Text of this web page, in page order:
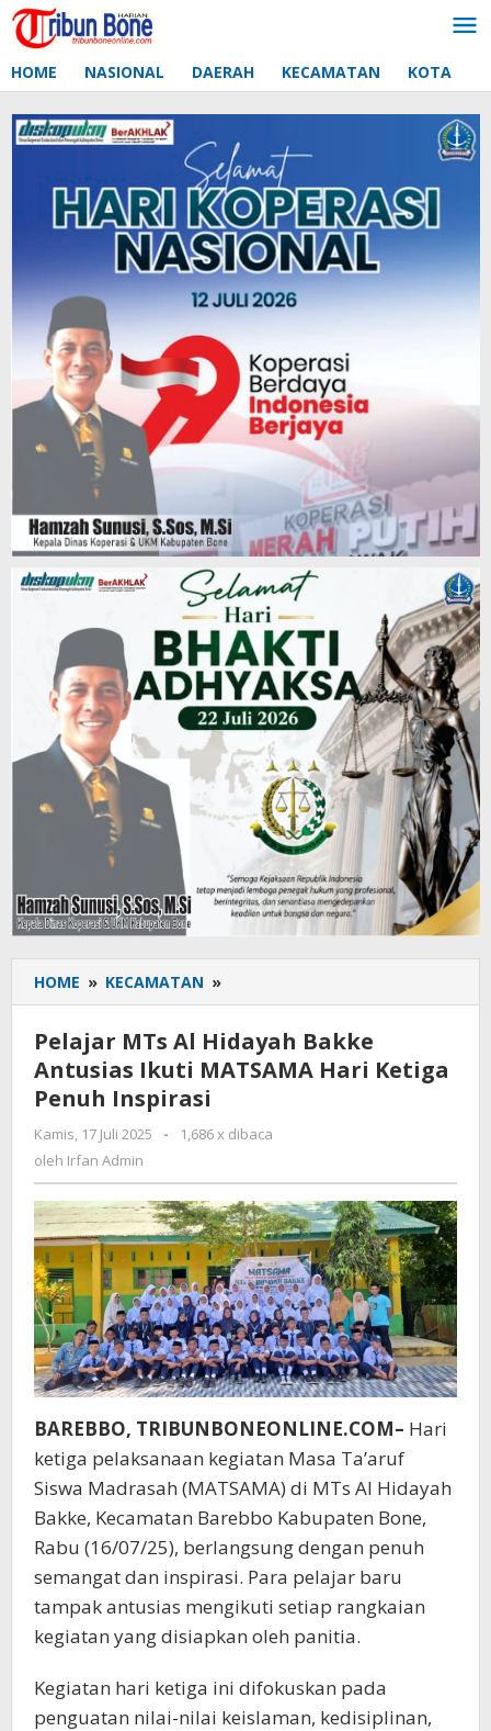
Lewati
ke
HOME NASIONAL DAERAH KECAMATAN KOTA
HOME » KECAMATAN »
MTs
Al
Hidayah
Bakke
MATSAMA
Ketiga
Penuh
Inspirasi
Pelajar MTs Al Hidayah Bakke
Antusias Ikuti MATSAMA Hari Ketiga
Penuh Inspirasi
Kamis, 17 Juli 2025
oleh
-
1,686 x dibaca
oleh Irfan Admin
BAREBBO, TRIBUNBONEONLINE.COM– Hari
ketiga pelaksanaan kegiatan Masa Ta’aruf
Siswa Madrasah (MATSAMA) di MTs Al Hidayah
Bakke, Kecamatan Barebbo Kabupaten Bone,
Rabu (16/07/25), berlangsung dengan penuh
semangat dan inspirasi. Para pelajar baru
tampak antusias mengikuti setiap rangkaian
kegiatan yang disiapkan oleh panitia.
Kegiatan hari ketiga ini difokuskan pada
penguatan nilai-nilai keislaman, kedisiplinan,